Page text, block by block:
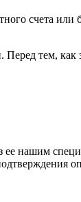
счета или
тем, как
нашим